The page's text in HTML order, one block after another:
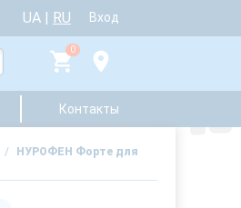
UA | RU Вход
0
Контакты
/
НУРОФЕН Форте для